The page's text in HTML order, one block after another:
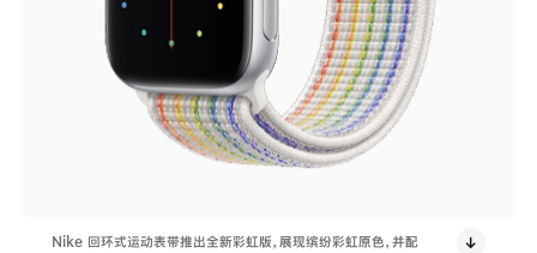
Nike 回环式运动表带推出全新彩虹版，展现缤纷彩虹原色，并配